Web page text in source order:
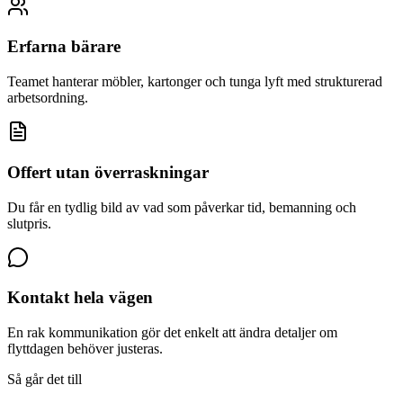
Erfarna bärare
Teamet hanterar möbler, kartonger och tunga lyft med strukturerad
arbetsordning.
Offert utan överraskningar
Du får en tydlig bild av vad som påverkar tid, bemanning och
slutpris.
Kontakt hela vägen
En rak kommunikation gör det enkelt att ändra detaljer om
flyttdagen behöver justeras.
Så går det till